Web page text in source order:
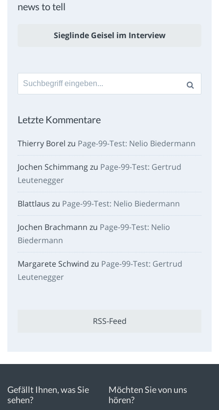
news to tell
Sieglinde Geisel im Interview
Suche
nach:
Letzte Kommentare
Thierry Borel zu Page-99-Test: Nelio Biedermann
Jochen Schimmangzu Page-99-Test: Gertrud
Leutenegger
Blattlaus zu Page-99-Test: Nelio Biedermann
Jochen Brachmann zu Page-99-Test: Nelio
Biedermann
Margarete Schwind zu Page-99-Test: Gertrud
Leutenegger
RSS-Feed
Gefällt Ihnen, was Sie
sehen?
Möchten Sie von uns
hören?